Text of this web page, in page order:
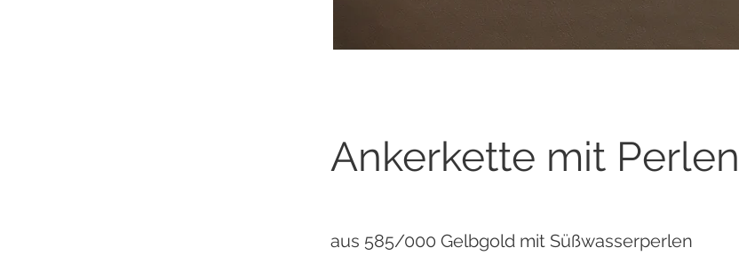
Ankerkette mit Perlen
aus 585/000 Gelbgold mit Süßwasserperlen